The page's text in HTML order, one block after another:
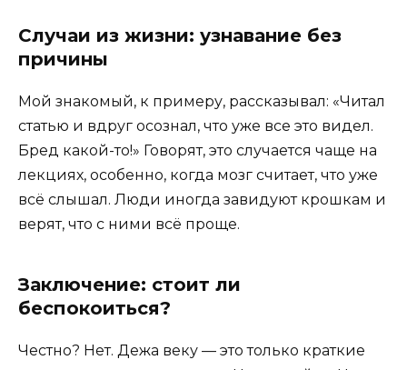
Случаи из жизни: узнавание без
причины
Мой знакомый, к примеру, рассказывал: «Читал
статью и вдруг осознал, что уже все это видел.
Бред какой-то!» Говорят, это случается чаще на
лекциях, особенно, когда мозг считает, что уже
всё слышал. Люди иногда завидуют крошкам и
верят, что с ними всё проще.
Заключение: стоит ли
беспокоиться?
Честно? Нет. Дежа веку — это только краткие